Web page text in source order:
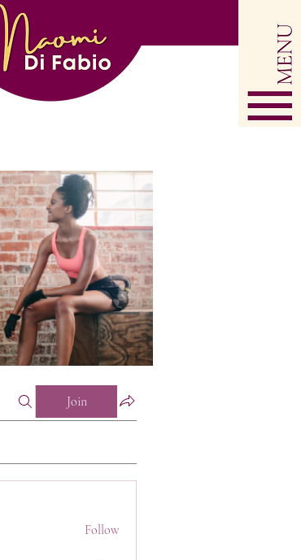
Join
Follow